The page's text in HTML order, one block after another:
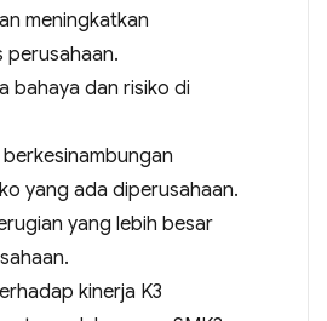
meningkatkan
bahaya dan risiko di
yang ada diperusahaan.
yang lebih besar
kinerja K3